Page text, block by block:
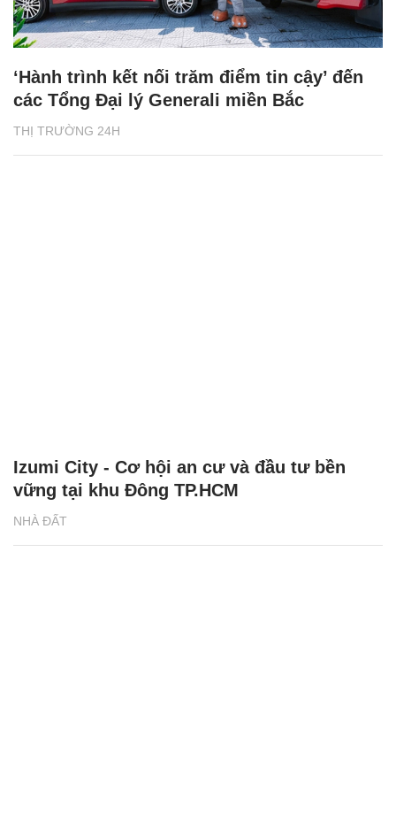
THỊ TRƯỜNG 24H
‘Hành trình kết nối trăm điểm tin cậy’ đến
các Tổng Đại lý Generali miền Bắc
NHÀ ĐẤT
Izumi City - Cơ hội an cư và đầu tư bền
vững tại khu Đông TP.HCM